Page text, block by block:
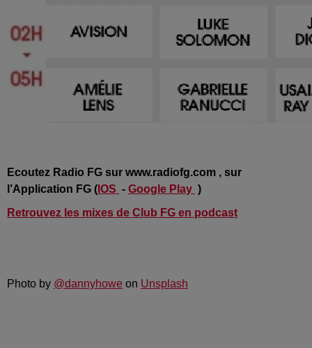
Ecoutez Radio FG sur www.radiofg.com , sur
l’Application FG ( IOS - Google Play )
Retrouvez les mixes de Club FG en podcast
Photo by @dannyhowe on Unsplash